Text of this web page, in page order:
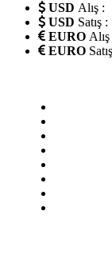
USD Alış :
USD Satış :
EURO Alış
EURO